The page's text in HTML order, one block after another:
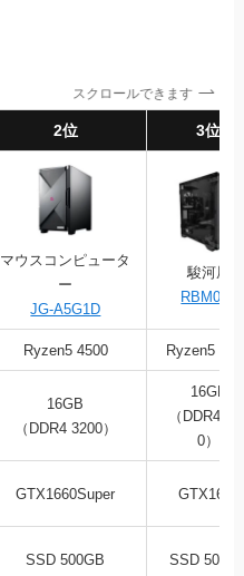
スクロールできます
2位 3位
マウスコンピュータ
ー
JG-A5G1D
駿河屋
RBM014
Ryzen5 4500 Ryzen5
16GB
（DDR4 3200）
16GB
（DDR4
0）
GTX1660Super GTX1650
SSD 500GB SSD